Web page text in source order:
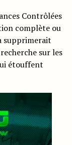
Contrôlées
complète ou
supprimerait
sur les
étouffent